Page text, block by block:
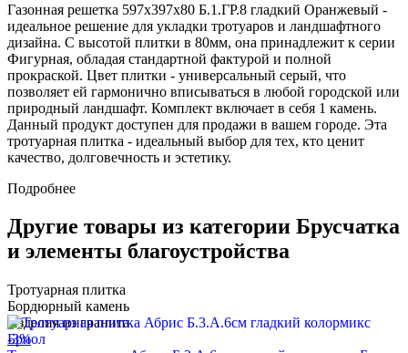
Газонная решетка 597х397х80 Б.1.ГР.8 гладкий Оранжевый -
идеальное решение для укладки тротуаров и ландшафтного
дизайна. С высотой плитки в 80мм, она принадлежит к серии
Фигурная, обладая стандартной фактурой и полной
прокраской. Цвет плитки - универсальный серый, что
позволяет ей гармонично вписываться в любой городской или
природный ландшафт. Комплект включает в себя 1 камень.
Данный продукт доступен для продажи в вашем городе. Эта
тротуарная плитка - идеальный выбор для тех, кто ценит
качество, долговечность и эстетику.
Подробнее
Другие товары из категории Брусчатка
и элементы благоустройства
Тротуарная плитка
Бордюрный камень
Изделия из гранита
-3%